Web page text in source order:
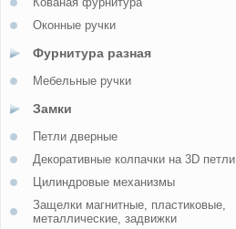
Оконные ручки
Фурнитура разная
Мебельные ручки
Замки
Петли дверные
Декоративные колпачки на 3D петли
Цилиндровые механизмы
Защелки магнитные, пластиковые,
металлические, задвижки